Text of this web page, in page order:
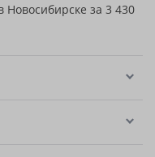
Новосибирске за 3 430